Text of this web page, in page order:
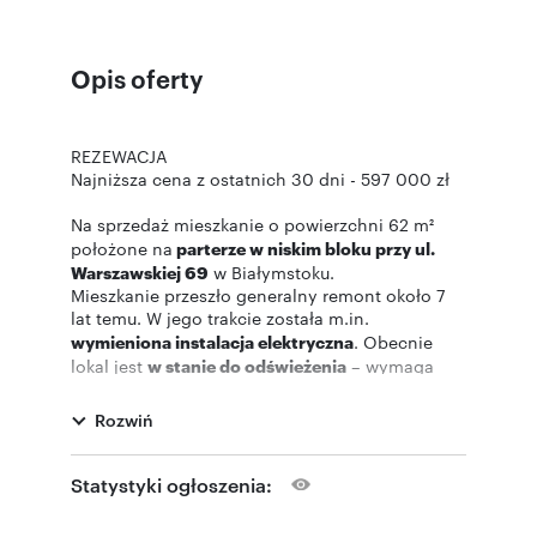
Opis oferty
REZEWACJA
Najniższa cena z ostatnich 30 dni - 597 000 zł
Na sprzedaż mieszkanie o powierzchni 62 m²
położone na parterze w niskim bloku przy ul.
Warszawskiej 69 w Białymstoku.
Mieszkanie przeszło generalny remont około 7
lat temu. W jego trakcie została m.in.
wymieniona instalacja elektryczna. Obecnie
lokal jest w stanie do odświeżenia – wymaga
podłogowych.
Układ mieszkania jest funkcjonalny idaje
możliwość wydzielenia czwartego pokoju.
Rozwiń
Statystyki ogłoszenia: